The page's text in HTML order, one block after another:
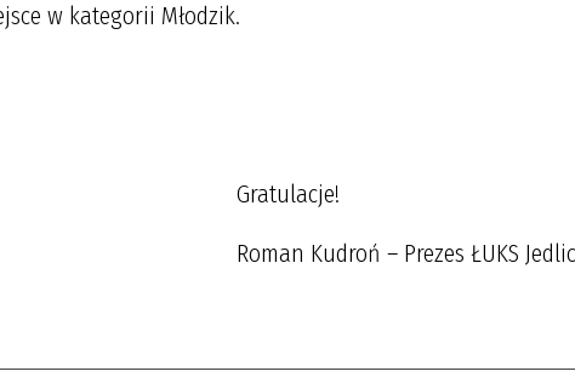
w kategorii Młodzik.
Prezes ŁUKS